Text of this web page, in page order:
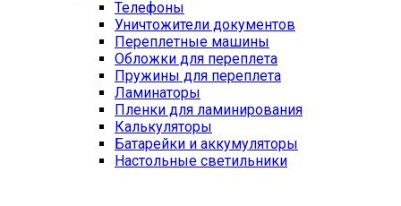
Телефоны
Уничтожители документов
Переплетные машины
Обложки для переплета
Пружины для переплета
Ламинаторы
Пленки для ламинирования
Калькуляторы
Батарейки и аккумуляторы
Настольные светильники